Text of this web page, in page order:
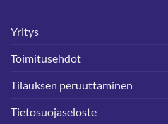
Yritys
Toimitusehdot
Tilauksen peruuttaminen
Tietosuojaseloste